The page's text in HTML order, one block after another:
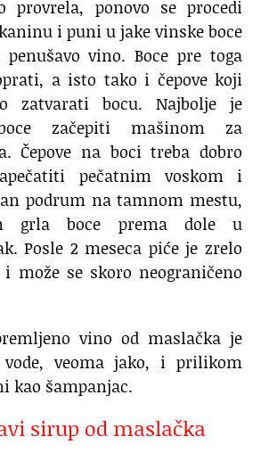
provrela, ponovo se procedi
i puni u jake vinske boce
vino. Boce pre toga
a isto tako i čepove koji
zatvarati bocu. Najbolje je
začepiti mašinom za
Čepove na boci treba dobro
pečatnim voskom i
podrum na tamnom mestu,
grla boce prema dole u
Posle 2 meseca piće je zrelo
može se skoro neograničeno
vino od maslačka je
veoma jako, i prilikom
kao šampanjac.
sirup od maslačka